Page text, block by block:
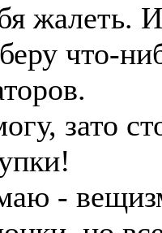
жалеть.
что-
зато
-